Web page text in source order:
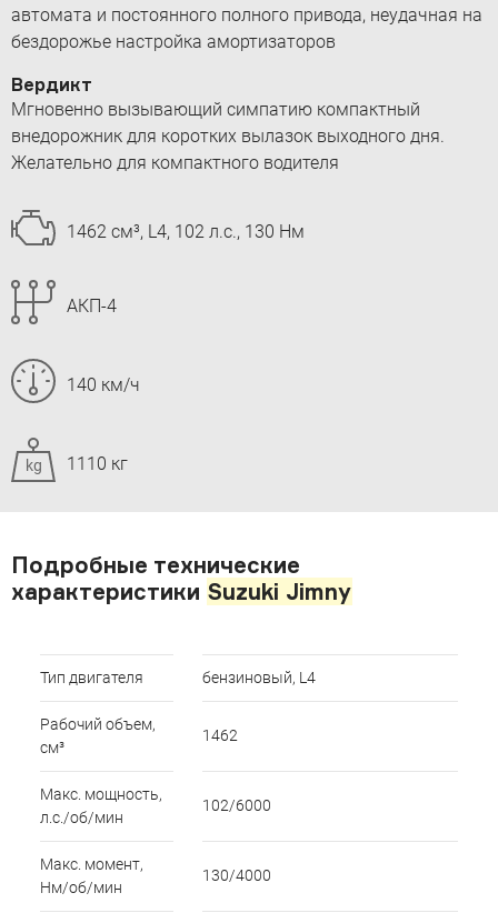
автомата и постоянного полного привода, неудачная на
бездорожье настройка амортизаторов
Вердикт
Мгновенно вызывающий симпатию компактный
внедорожник для коротких вылазок выходного дня.
Желательно для компактного водителя
1462 см³, L4, 102 л.с., 130 Нм
АКП-4
140 км/ч
kg 1110 кг
Подробные технические
характеристики Suzuki Jimny
Тип двигателя бензиновый, L4
Рабочий объем,
см³
1462
Макс. мощность,
л.с./об/мин
102/6000
Макс. момент,
Нм/об/мин
130/4000